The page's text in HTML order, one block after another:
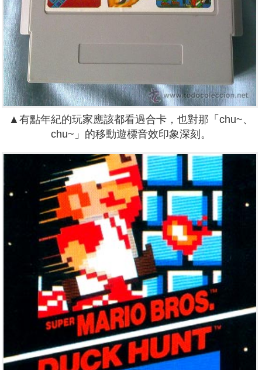
▲有點年紀的玩家應該都看過合卡，也對那「chu~、
chu~」的移動遊標音效印象深刻。